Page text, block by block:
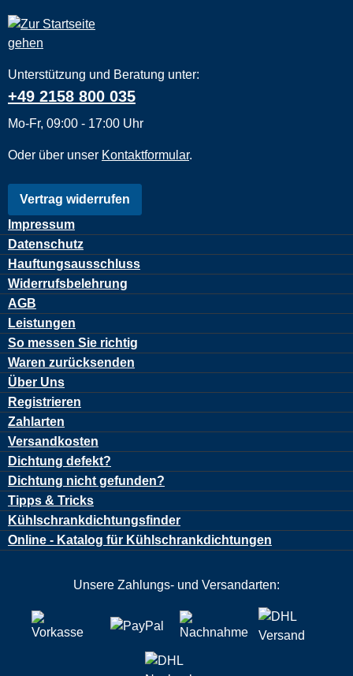
Unterstützung und Beratung unter:
+49 2158 800 035
Mo-Fr, 09:00 - 17:00 Uhr
Oder über unser Kontaktformular.
Vertrag widerrufen
Impressum
Datenschutz
Hauftungsausschluss
Widerrufsbelehrung
AGB
Leistungen
So messen Sie richtig
Waren zurücksenden
Über Uns
Registrieren
Zahlarten
Versandkosten
Dichtung defekt?
Dichtung nicht gefunden?
Tipps & Tricks
Kühlschrankdichtungsfinder
Online - Katalog für Kühlschrankdichtungen
Unsere Zahlungs- und Versandarten: